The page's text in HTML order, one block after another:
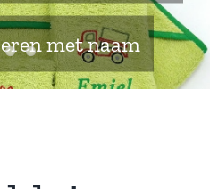
met naam